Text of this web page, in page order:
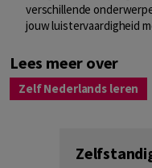
verschillende
jouw luistervaardigheid
Lees meer over
Zelf Nederlands leren